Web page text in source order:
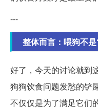
---
整体而言：喂狗不
好了，今天的讨论就到
狗狗饮食问题发愁的铲
不仅仅是为了满足它们